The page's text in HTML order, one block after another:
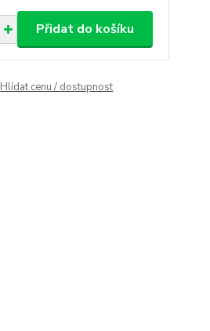
Přidat do košíku
Hlídat cenu / dostupnost